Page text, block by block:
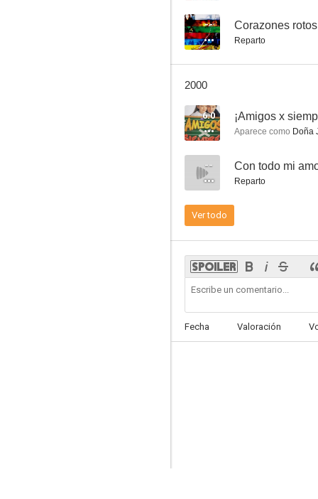
--
Amor sin maquillaje
--
-- Corazones rotos
Reparto
2000
6.0 ¡Amigos x
Aparece como Doña
-- Con todo mi
Reparto
Ver todo
Fecha Valoración